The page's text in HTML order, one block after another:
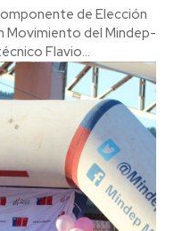
de Elección
Movimiento del Mindep-
Flavio...